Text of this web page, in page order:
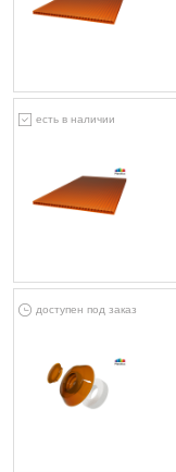
есть в наличии
доступен под заказ